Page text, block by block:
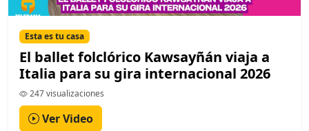
Esta es tu casa
El ballet folclórico Kawsayñán viaja a
Italia para su gira internacional 2026
247 visualizaciones
Ver Video